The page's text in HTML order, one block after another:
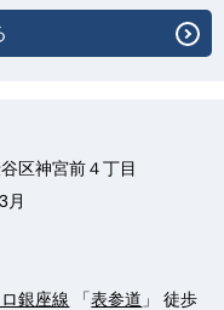
区神宮前４丁目
月
銀座線 「表参道 」 徒歩